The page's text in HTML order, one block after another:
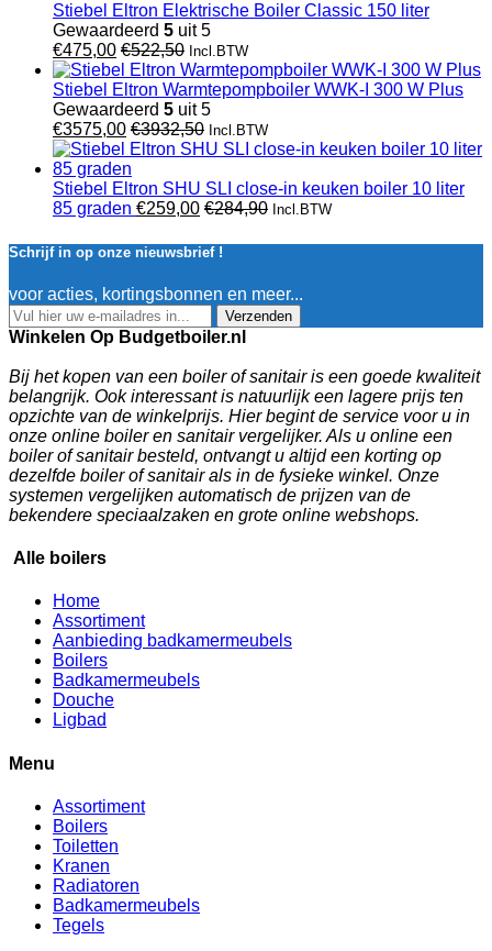
Stiebel Eltron Elektrische Boiler Classic 150 liter
Gewaardeerd 5 uit 5
€475,00 €522,50 Incl.BTW
Stiebel Eltron Warmtepompboiler WWK-I 300 W Plus
Gewaardeerd 5 uit 5
€3575,00 €3932,50 Incl.BTW
Stiebel Eltron SHU SLI close-in keuken boiler 10 liter
85 graden €259,00 €284,90 Incl.BTW
Schrijf in op onze nieuwsbrief !
voor acties, kortingsbonnen en meer...
Verzenden
Winkelen Op Budgetboiler.nl
Bij het kopen van een boiler of sanitair is een goede kwaliteit
belangrijk. Ook interessant is natuurlijk een lagere prijs ten
opzichte van de winkelprijs. Hier begint de service voor u in
onze online boiler en sanitair vergelijker. Als u online een
boiler of sanitair besteld, ontvangt u altijd een korting op
dezelfde boiler of sanitair als in de fysieke winkel. Onze
systemen vergelijken automatisch de prijzen van de
bekendere speciaalzaken en grote online webshops.
Alle boilers
Home
Assortiment
Aanbieding badkamermeubels
Boilers
Badkamermeubels
Douche
Ligbad
Menu
Assortiment
Boilers
Toiletten
Kranen
Radiatoren
Badkamermeubels
Tegels